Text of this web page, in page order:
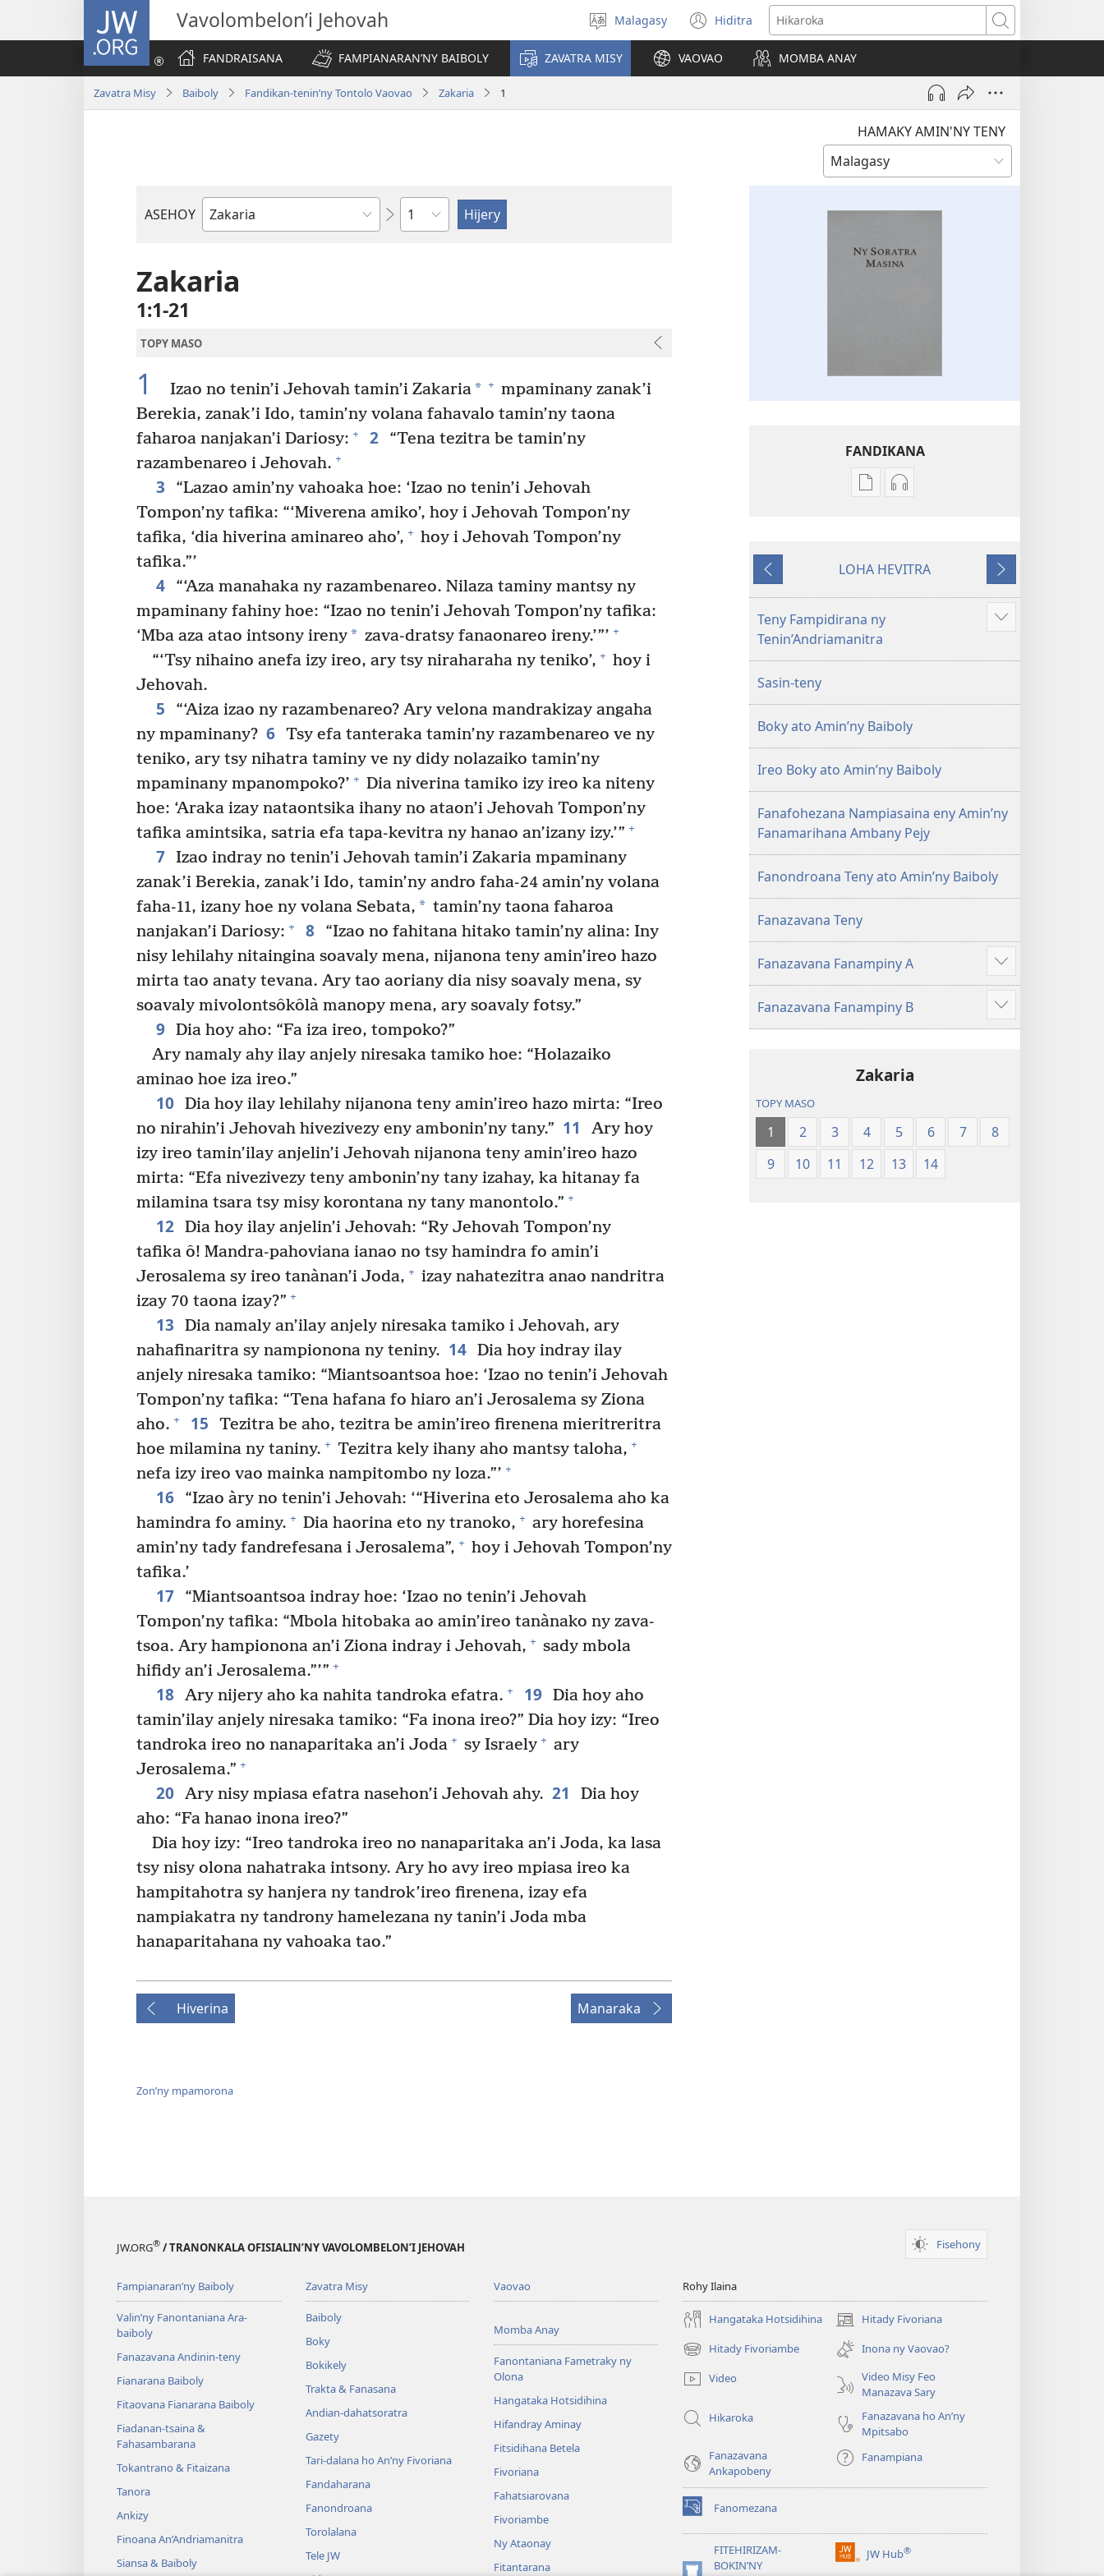
JW.ORG Vavolombelon’i Jehovah
Hifidy
fiteny
Malagasy Hiditra
(manokatra
rohy)
Hikaroka
FANDRAISANA
FAMPIANARAN’NY BAIBOLY ZAVATRA MISY VAOVAO MOMBA ANAY
Zavatra Misy Baiboly Fandikan-tenin’ny Tontolo Vaovao Zakaria 1
HAMAKY AMIN'NY TENY
ASEHOY
Boky
Amin’ny
Baiboly
Toko
Zakaria
1:1-21
TOPY MASO
1 Izao no tenin’i Jehovah tamin’i Zakaria* + mpaminany zanak’i
Berekia, zanak’i Ido, tamin’ny volana fahavalo tamin’ny taona
faharoa nanjakan’i Dariosy: + 2
“Tena tezitra be tamin’ny
razambenareo i Jehovah. +
3
“Lazao amin’ny vahoaka hoe: ‘Izao no tenin’i Jehovah
Tompon’ny tafika: “‘Miverena amiko’, hoy i Jehovah Tompon’ny
tafika, ‘dia hiverina aminareo aho’, + hoy i Jehovah Tompon’ny
tafika.”’
4
“‘Aza manahaka ny razambenareo. Nilaza taminy mantsy ny
mpaminany fahiny hoe: “Izao no tenin’i Jehovah Tompon’ny tafika:
‘Mba aza atao intsony ireny* zava-dratsy fanaonareo ireny.’”’ +
“‘Tsy nihaino anefa izy ireo, ary tsy niraharaha ny teniko’, + hoy i
Jehovah.
5
“‘Aiza izao ny razambenareo? Ary velona mandrakizay angaha
ny mpaminany? 6 Tsy efa tanteraka tamin’ny razambenareo ve ny
teniko, ary tsy nihatra taminy ve ny didy nolazaiko tamin’ny
mpaminany mpanompoko?’ + Dia niverina tamiko izy ireo ka niteny
hoe: ‘Araka izay nataontsika ihany no ataon’i Jehovah Tompon’ny
tafika amintsika, satria efa tapa-kevitra ny hanao an’izany izy.’” +
7 Izao indray no tenin’i Jehovah tamin’i Zakaria mpaminany
zanak’i Berekia, zanak’i Ido, tamin’ny andro faha-24 amin’ny volana
faha-11, izany hoe ny volana Sebata, * tamin’ny taona faharoa
nanjakan’i Dariosy: + 8
“Izao no fahitana hitako tamin’ny alina: Iny
nisy lehilahy nitaingina soavaly mena, nijanona teny amin’ireo hazo
mirta tao anaty tevana. Ary tao aoriany dia nisy soavaly mena, sy
soavaly mivolontsôkôlà manopy mena, ary soavaly fotsy.”
9 Dia hoy aho: “Fa iza ireo, tompoko?”
Ary namaly ahy ilay anjely niresaka tamiko hoe: “Holazaiko
aminao hoe iza ireo.”
10 Dia hoy ilay lehilahy nijanona teny amin’ireo hazo mirta: “Ireo
no nirahin’i Jehovah hivezivezy eny ambonin’ny tany.” 11
Ary hoy
izy ireo tamin’ilay anjelin’i Jehovah nijanona teny amin’ireo hazo
mirta: “Efa nivezivezy teny ambonin’ny tany izahay, ka hitanay fa
milamina tsara tsy misy korontana ny tany manontolo.” +
12 Dia hoy ilay anjelin’i Jehovah: “Ry Jehovah Tompon’ny
tafika ô! Mandra-pahoviana ianao no tsy hamindra fo amin’i
Jerosalema sy ireo tanànan’i Joda, + izay nahatezitra anao nandritra
izay 70 taona izay?” +
13
Dia namaly an’ilay anjely niresaka tamiko i Jehovah, ary
nahafinaritra sy nampionona ny teniny. 14 Dia hoy indray ilay
anjely niresaka tamiko: “Miantsoantsoa hoe: ‘Izao no tenin’i Jehovah
Tompon’ny tafika: “Tena hafana fo hiaro an’i Jerosalema sy Ziona
aho. + 15
Tezitra be aho, tezitra be amin’ireo firenena mieritreritra
hoe milamina ny taniny. + Tezitra kely ihany aho mantsy taloha, +
nefa izy ireo vao mainka nampitombo ny loza.”’ +
16
“Izao àry no tenin’i Jehovah: ‘“Hiverina eto Jerosalema aho ka
hamindra fo aminy. + Dia haorina eto ny tranoko, + ary horefesina
amin’ny tady fandrefesana i Jerosalema”, + hoy i Jehovah Tompon’ny
tafika.’
17
“Miantsoantsoa indray hoe: ‘Izao no tenin’i Jehovah
Tompon’ny tafika: “Mbola hitobaka ao amin’ireo tanànako ny zava-
tsoa. Ary hampionona an’i Ziona indray i Jehovah, + sady mbola
hifidy an’i Jerosalema.”’” +
18 Ary nijery aho ka nahita tandroka efatra. + 19 Dia hoy aho
tamin’ilay anjely niresaka tamiko: “Fa inona ireo?” Dia hoy izy: “Ireo
tandroka ireo no nanaparitaka an’i Joda + sy Israely + ary
Jerosalema.” +
20 Ary nisy mpiasa efatra nasehon’i Jehovah ahy. 21
Dia hoy
aho: “Fa hanao inona ireo?”
Dia hoy izy: “Ireo tandroka ireo no nanaparitaka an’i Joda, ka lasa
tsy nisy olona nahatraka intsony. Ary ho avy ireo mpiasa ireo ka
hampitahotra sy hanjera ny tandrok’ireo firenena, izay efa
nampiakatra ny tandrony hamelezana ny tanin’i Joda mba
hanaparitahana ny vahoaka tao.”
Hiverina Manaraka
Zon’ny mpamorona
FANDIKANA
Fandikana
Masina
tenin’ny
Tontolo
2021)
Fandikana
Soratra
(Nohavaozina
2021)
Hiverina
LOHA HEVITRA
Manaraka
Teny Fampidirana ny
Tenin’Andriamanitra
Hijery
kokoa
Sasin-teny
Boky ato Amin’ny Baiboly
Ireo Boky ato Amin’ny Baiboly
Fanafohezana Nampiasaina eny Amin’ny
Fanamarihana Ambany Pejy
Fanondroana Teny ato Amin’ny Baiboly
Fanazavana Teny
Fanazavana Fanampiny A
Hijery
misimisy
kokoa
Fanazavana Fanampiny B
Hijery
misimisy
Zakaria
TOPY MASO
1 2 3 4 5 6 7
8
9
10 11 12 13 14
JW.ORG® / TRANONKALA OFISIALIN’NY VAVOLOMBELON’I JEHOVAH Fisehony
Fampianaran’ny Baiboly
Valin’ny Fanontaniana Ara-
baiboly
Fanazavana Andinin-teny
Fianarana Baiboly
Fitaovana Fianarana Baiboly
Fiadanan-tsaina &
Fahasambarana
Tokantrano & Fitaizana
Tanora
Ankizy
Finoana An’Andriamanitra
Siansa & Baiboly
Zavatra Misy
Baiboly
Boky
Bokikely
Trakta & Fanasana
Andian-dahatsoratra
Gazety
Tari-dalana ho An’ny Fivoriana
Fandaharana
Fanondroana
Torolalana
Tele JW
Vaovao
Momba Anay
Fanontaniana Fametraky ny
Olona
Hangataka Hotsidihina
Hifandray Aminay
Fitsidihana Betela
Fivoriana
Fahatsiarovana
Fivoriambe
Ny Ataonay
Fitantarana
Rohy Ilaina
Hangataka Hotsidihina Hitady Fivoriana
(manokatra
rohy)
Hitady Fivoriambe
(manokatra
rohy)
Inona ny Vaovao?
Video
Video Misy Feo
Manazava Sary
Hikaroka
Fanazavana ho An’ny
Mpitsabo
Fanazavana
Ankapobeny
Fanampiana
Fanomezana
(manokatra
rohy)
FITEHIRIZAM-
BOKIN’NY
JW Hub®
(manokatra